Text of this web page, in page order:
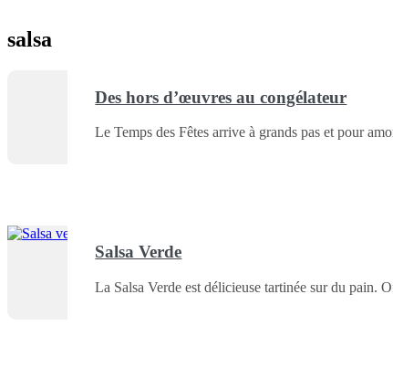
salsa
Des hors d’œuvres au congélateur
Le Temps des Fêtes arrive à grands pas et pour
Salsa Verde
La Salsa Verde est délicieuse tartinée sur du pain.